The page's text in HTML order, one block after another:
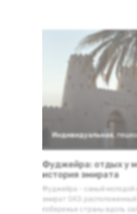
Индивидуальная,
Фуджейра: отдых у
история эмирата
Фуджейра – самый молодой
эмират ОАЭ,
побережье страны вдоль